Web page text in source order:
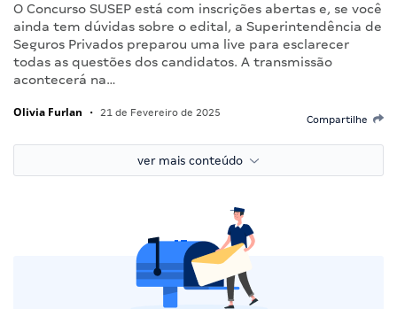
O Concurso SUSEP está com inscrições abertas e, se você
ainda tem dúvidas sobre o edital, a Superintendência de
Seguros Privados preparou uma live para esclarecer
todas as questões dos candidatos. A transmissão
acontecerá na…
Olivia Furlan • 21 de Fevereiro de 2025
Compartilhe
ver mais conteúdo